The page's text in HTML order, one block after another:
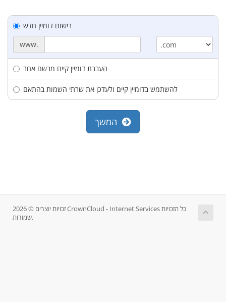
רישום דומיין חדש
www.
העברת דומיין קיים מרשם אחר
להשתמש בדומיין קיים ולעדכן את שרתי השמות בהתאם
זכויות יוצרים © 2026 CrownCloud - Internet Services כל הזכויות
שמורות.